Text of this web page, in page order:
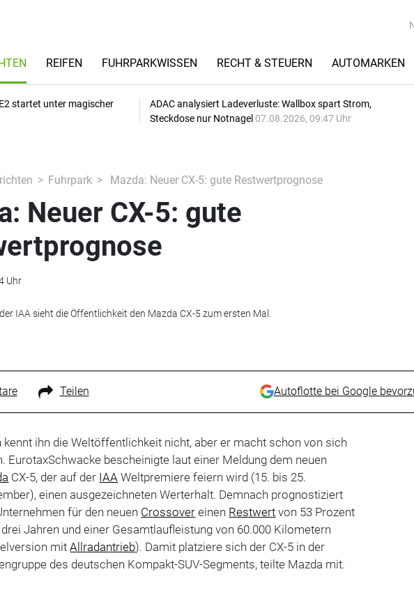
REIFEN FUHRPARKWISSEN RECHT & STEUERN AUTOMARKEN
startet unter magischer
ADAC analysiert Ladeverluste: Wallbox spart Strom,
Steckdose nur Notnagel 07.08.2026, 09:47 Uhr
Fuhrpark Mazda: Neuer CX-5: gute Restwertprognose
Neuer CX-5: gute
Uhr
IAA sieht die Öffentlichkeit den Mazda CX-5 zum ersten Mal.
Teilen Autoflotte bei Google
kennt ihn die Weltöffentlichkeit nicht, aber er macht schon von sich
EurotaxSchwacke bescheinigte laut einer Meldung dem neuen
CX-5, der auf der IAA Weltpremiere feiern wird (15. bis 25.
einen ausgezeichneten Werterhalt. Demnach prognostiziert
für den neuen Crossover einen Restwert von 53 Prozent
Jahren und einer Gesamtlaufleistung von 60.000 Kilometern
mitAllradantrieb). Damit platziere sich der CX-5 in der
des deutschen Kompakt-SUV-Segments, teilte Mazda mit.